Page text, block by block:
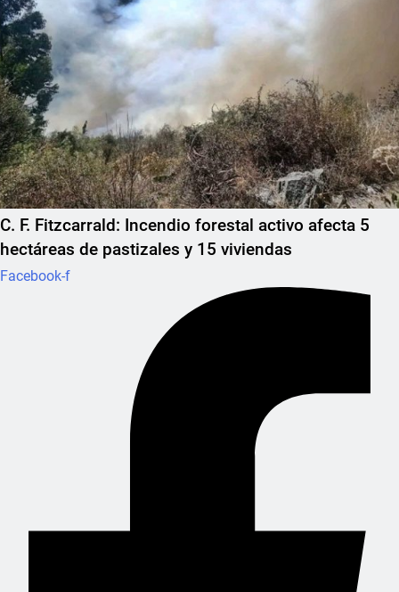
C. F. Fitzcarrald: Incendio forestal activo afecta 5
hectáreas de pastizales y 15 viviendas
Facebook-f